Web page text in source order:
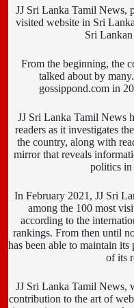
JJ Sri Lanka Tamil News,
visited website in Sri
Sri
From the beginning, the
talked about by
gossippond.com in
JJ Sri Lanka Tamil News
readers as it investigates
the country, along with
mirror that reveals
politics
In February 2021, JJ Sri
among the 100 most
according to the
rankings. From then until
has been able to maintain
of its
JJ Sri Lanka Tamil News,
contribution to the art of